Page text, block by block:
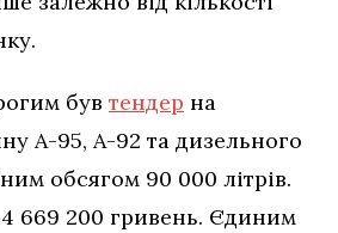
був тендер на
А-95, А-92 та дизельного
обсягом 90 000 літрів.
669 200 гривень. Єдиним